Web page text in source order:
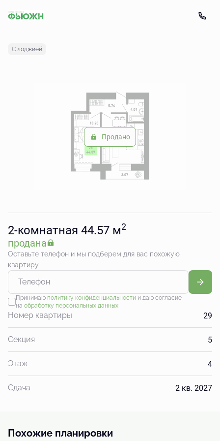
2-комнатная Цена по запросу
С лоджией
Продано
2-комнатная 44.57 м2
продана
Оставьте телефон и мы подберем для вас похожую
квартиру
Принимаю политику конфиденциальностии даю согласие
на обработку персональных данных
Номер квартиры 29
Секция 5
Этаж 4
Сдача 2 кв. 2027
Похожие планировки